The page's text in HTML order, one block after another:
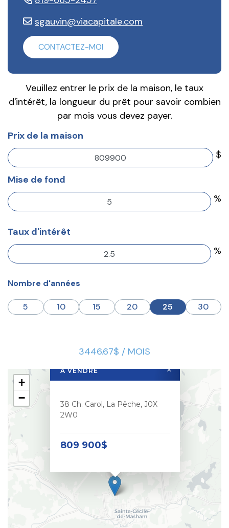
sgauvin@viacapitale.com
CONTACTEZ-MOI
Veuillez entrer le prix de la maison, le taux
d'intérêt, la longueur du prêt pour savoir combien
par mois vous devez payer.
Prix de la maison
$
Mise de fond
%
Taux d'intérêt
%
Nombre d'années
5 10 15 20 25 30
3446.67$ / MOIS
À VENDRE
38 Ch. Carol, La Pêche, J0X
2W0
809 900$
×
+
−